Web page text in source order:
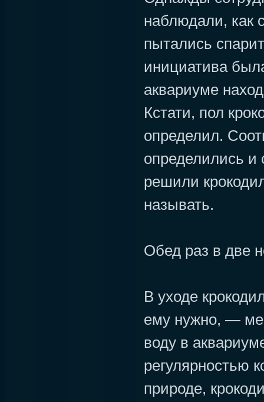
наблюдали, как
пытались
инициатива
аквариуме
Кстати, пол
определил.
определились и
решили
называть.
Обед раз в две
В уходе
ему нужно, —
воду в
регулярностью
природе,